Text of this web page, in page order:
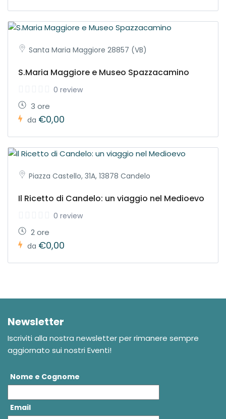
Santa Maria Maggiore 28857 (VB)
S.Maria Maggiore e Museo Spazzacamino
0 review
3 ore
da €0,00
Piazza Castello, 31A, 13878 Candelo
Il Ricetto di Candelo: un viaggio nel Medioevo
0 review
2 ore
da €0,00
Newsletter
Iscriviti alla nostra newsletter per rimanere sempre
aggiornato sui nostri Eventi!
Nome e Cognome
Email